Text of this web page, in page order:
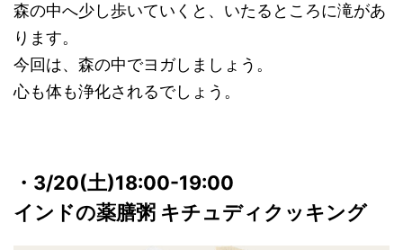
森の中へ少し歩いていくと、いたるところに滝があ
ります。
今回は、森の中でヨガしましょう。
心も体も浄化されるでしょう。
・3/20(土)18:00-19:00
インドの薬膳粥 キチュディクッキング